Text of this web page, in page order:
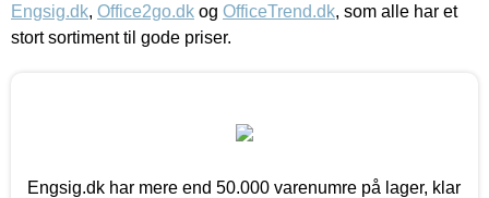
Engsig.dk, Office2go.dk og OfficeTrend.dk, som alle har et
stort sortiment til gode priser.
Engsig.dk har mere end 50.000 varenumre på lager, klar